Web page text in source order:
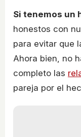
Si tenemos un
honestos con
para evitar que
Ahora bien, no
completo las
pareja por el